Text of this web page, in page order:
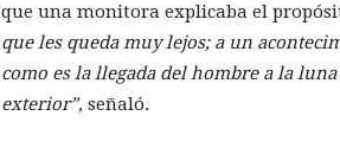
que una monitora explicaba el
que les queda muy lejos; a un
como es la llegada del hombre a la
exterior”, señaló.